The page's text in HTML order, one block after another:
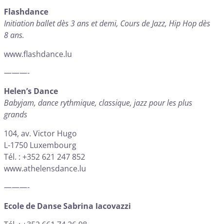
Flashdance
Initiation ballet dès 3 ans et demi, Cours de Jazz, Hip Hop dès
8 ans.
www.flashdance.lu
———-
Helen’s Dance
Babyjam, dance rythmique, classique, jazz pour les plus
grands
104, av. Victor Hugo
L-1750 Luxembourg
Tél. : +352 621 247 852
www.athelensdance.lu
———-
Ecole de Danse Sabrina Iacovazzi